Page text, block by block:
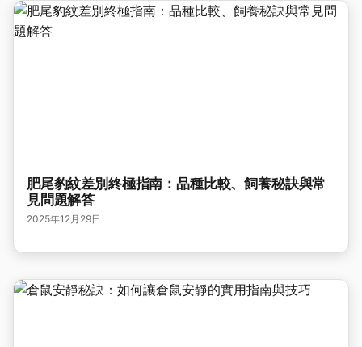
肥尾豹紋差別終極指南：品種比較、飼養秘訣與常
見問題解答
2025年12月29日